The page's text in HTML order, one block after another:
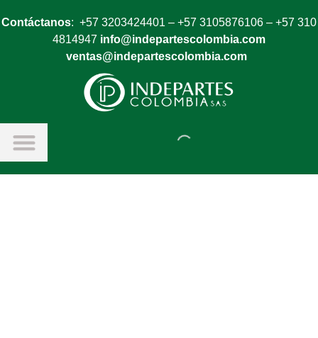
Contáctanos: +57 3203424401 – +57 3105876106 – +57 310
4814947 info@indepartescolombia.com
ventas@indepartescolombia.com